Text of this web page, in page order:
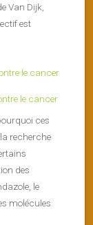
Van Dijk,
est
le cancer
ces
recherche
des
le
molécules